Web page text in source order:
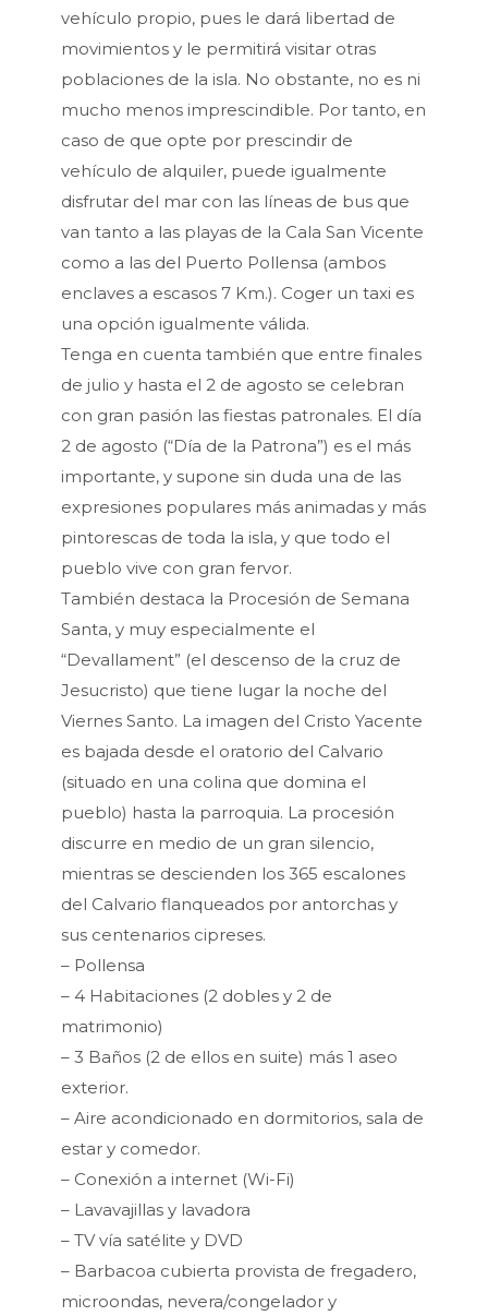
vehículo propio, pues le dará libertad de
movimientos y le permitirá visitar otras
poblaciones de la isla. No obstante, no es ni
mucho menos imprescindible. Por tanto, en
caso de que opte por prescindir de
vehículo de alquiler, puede igualmente
disfrutar del mar con las líneas de bus que
van tanto a las playas de la Cala San Vicente
como a las del Puerto Pollensa (ambos
enclaves a escasos 7 Km.). Coger un taxi es
una opción igualmente válida.
Tenga en cuenta también que entre finales
de julio y hasta el 2 de agosto se celebran
con gran pasión las fiestas patronales. El día
2 de agosto (“Día de la Patrona”) es el más
importante, y supone sin duda una de las
expresiones populares más animadas y más
pintorescas de toda la isla, y que todo el
pueblo vive con gran fervor.
También destaca la Procesión de Semana
Santa, y muy especialmente el
“Devallament” (el descenso de la cruz de
Jesucristo) que tiene lugar la noche del
Viernes Santo. La imagen del Cristo Yacente
es bajada desde el oratorio del Calvario
(situado en una colina que domina el
pueblo) hasta la parroquia. La procesión
discurre en medio de un gran silencio,
mientras se descienden los 365 escalones
del Calvario flanqueados por antorchas y
sus centenarios cipreses.
– Pollensa
– 4 Habitaciones (2 dobles y 2 de
matrimonio)
– 3 Baños (2 de ellos en suite) más 1 aseo
exterior.
– Aire acondicionado en dormitorios, sala de
estar y comedor.
– Conexión a internet (Wi-Fi)
– Lavavajillas y lavadora
– TV vía satélite y DVD
– Barbacoa cubierta provista de fregadero,
microondas, nevera/congelador y